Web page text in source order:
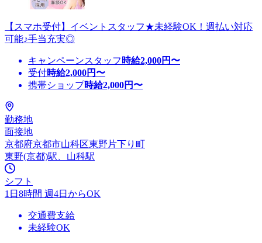
【スマホ受付】イベントスタッフ★未経験OK！週払い対応
可能♪手当充実◎
キャンペーンスタッフ 時給2,000円〜
受付時給2,000円〜
携帯ショップ時給2,000円〜
勤務地
面接地
京都府京都市山科区東野片下り町
東野(京都)駅、山科駅
シフト
1日8時間 週4日からOK
交通費支給
未経験OK